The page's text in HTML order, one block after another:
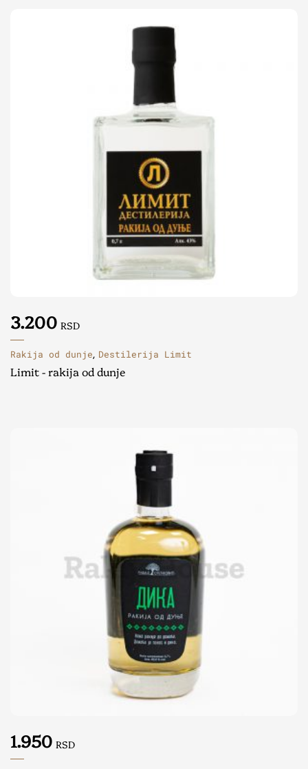
3.200 RSD
Rakija od dunje, Destilerija Limit
Limit - rakija od dunje
1.950 RSD